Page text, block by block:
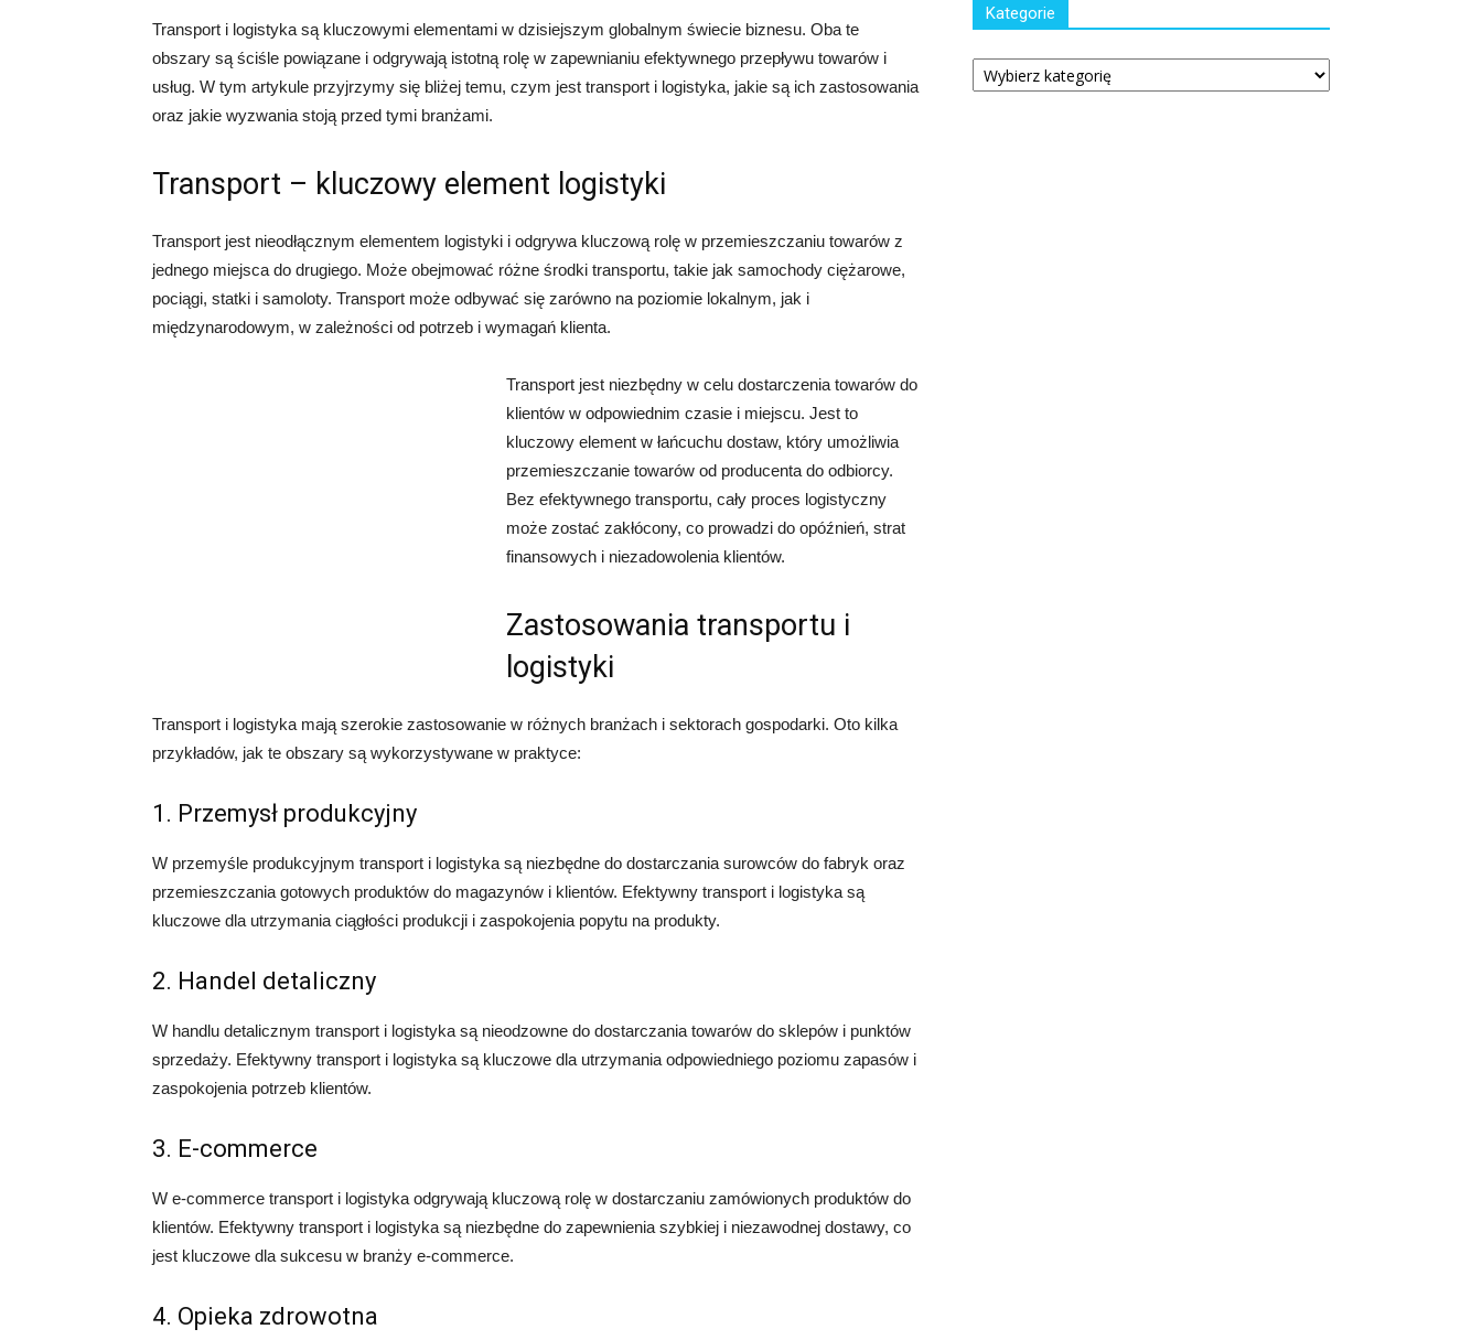
Transport i logistyka są kluczowymi elementami w dzisiejszym globalnym świecie biznesu. Oba te
obszary są ściśle powiązane i odgrywają istotną rolę w zapewnianiu efektywnego przepływu towarów i
usług. W tym artykule przyjrzymy się bliżej temu, czym jest transport i logistyka, jakie są ich zastosowania
oraz jakie wyzwania stoją przed tymi branżami.
Transport – kluczowy element logistyki
Transport jest nieodłącznym elementem logistyki i odgrywa kluczową rolę w przemieszczaniu towarów z
jednego miejsca do drugiego. Może obejmować różne środki transportu, takie jak samochody ciężarowe,
pociągi, statki i samoloty. Transport może odbywać się zarówno na poziomie lokalnym, jak i
międzynarodowym, w zależności od potrzeb i wymagań klienta.
Transport jest niezbędny w celu dostarczenia towarów do
klientów w odpowiednim czasie i miejscu. Jest to
kluczowy element w łańcuchu dostaw, który umożliwia
przemieszczanie towarów od producenta do odbiorcy.
Bez efektywnego transportu, cały proces logistyczny
może zostać zakłócony, co prowadzi do opóźnień, strat
finansowych i niezadowolenia klientów.
Zastosowania transportu i
logistyki
Transport i logistyka mają szerokie zastosowanie w różnych branżach i sektorach gospodarki. Oto kilka
przykładów, jak te obszary są wykorzystywane w praktyce:
1. Przemysł produkcyjny
W przemyśle produkcyjnym transport i logistyka są niezbędne do dostarczania surowców do fabryk oraz
przemieszczania gotowych produktów do magazynów i klientów. Efektywny transport i logistyka są
kluczowe dla utrzymania ciągłości produkcji i zaspokojenia popytu na produkty.
2. Handel detaliczny
W handlu detalicznym transport i logistyka są nieodzowne do dostarczania towarów do sklepów i punktów
sprzedaży. Efektywny transport i logistyka są kluczowe dla utrzymania odpowiedniego poziomu zapasów i
zaspokojenia potrzeb klientów.
3. E-commerce
W e-commerce transport i logistyka odgrywają kluczową rolę w dostarczaniu zamówionych produktów do
klientów. Efektywny transport i logistyka są niezbędne do zapewnienia szybkiej i niezawodnej dostawy, co
jest kluczowe dla sukcesu w branży e-commerce.
4. Opieka zdrowotna
Kategorie
Kategorie